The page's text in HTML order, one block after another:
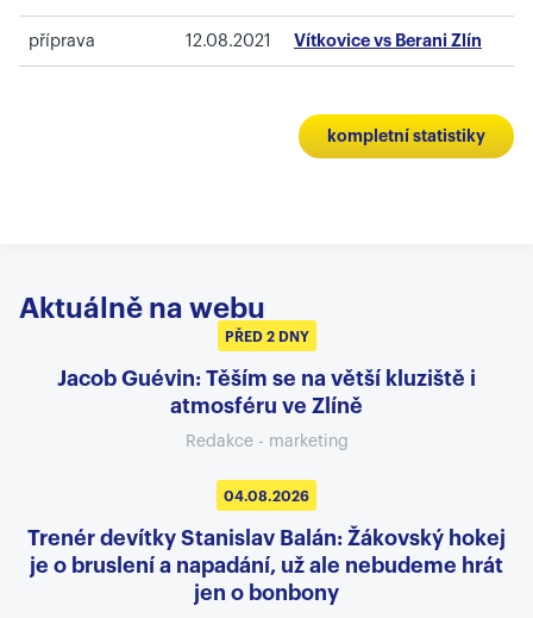
příprava 12.08.2021 Vítkovice vs Berani Zlín
kompletní statistiky
Aktuálně na webu
PŘED 2 DNY
Jacob Guévin: Těším se na větší kluziště i
atmosféru ve Zlíně
Redakce - marketing
04.08.2026
Trenér devítky Stanislav Balán: Žákovský hokej
je o bruslení a napadání, už ale nebudeme hrát
jen o bonbony